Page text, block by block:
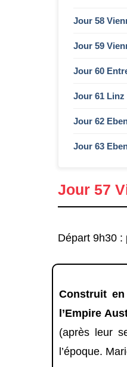
Jour 58
Jour 59
Jour 60
Jour 61 Linz
Jour 62
Jour 63
Jour 57
Départ 9h30 :
Construit
l’Empire
(après leur
l’époque.